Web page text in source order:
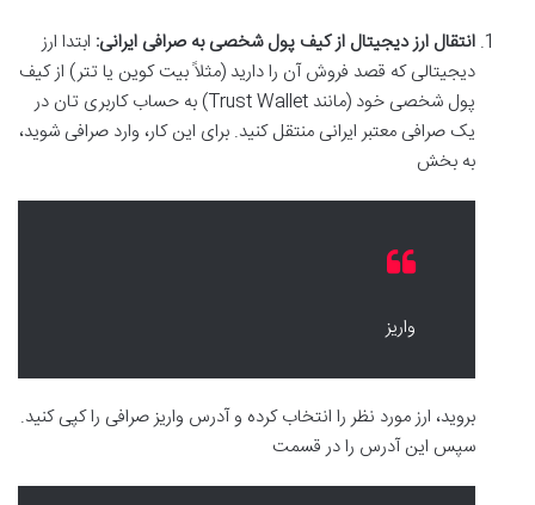
انتقال ارز دیجیتال از کیف پول شخصی به صرافی ایرانی: ابتدا ارز
دیجیتالی که قصد فروش آن را دارید (مثلاً بیت کوین یا تتر) از کیف
پول شخصی خود (مانند Trust Wallet) به حساب کاربری تان در
یک صرافی معتبر ایرانی منتقل کنید. برای این کار، وارد صرافی شوید،
به بخش
واریز
بروید، ارز مورد نظر را انتخاب کرده و آدرس واریز صرافی را کپی کنید.
سپس این آدرس را در قسمت